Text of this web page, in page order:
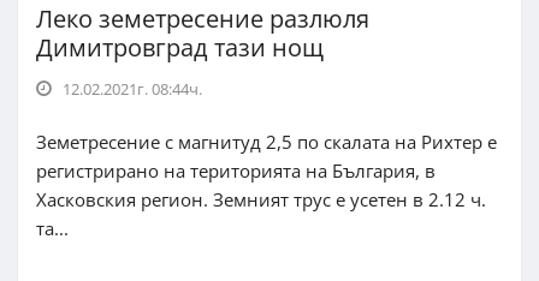
Леко земетресение разлюля
Димитровград тази нощ
12.02.2021г. 08:44ч.
Земетресение с магнитуд 2,5 по скалата на Рихтер е
регистрирано на територията на България, в
Хасковския регион. Земният трус е усетен в 2.12 ч.
та...